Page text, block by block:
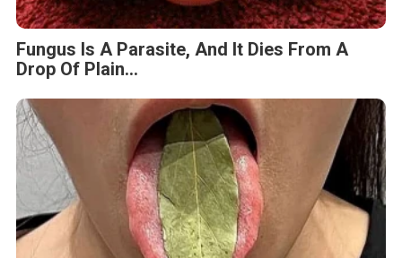
Fungus Is A Parasite, And It Dies From A
Drop Of Plain...